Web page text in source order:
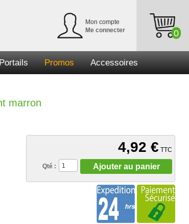
Mon compte
Me connecter
0
Portails Promos Accessoires
marron
4,92 € TTC
Qté : Ajouter au panier